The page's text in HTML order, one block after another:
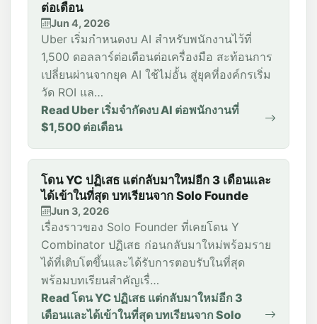
ต่อเดือน
Jun 4, 2026
Uber เริ่มกำหนดงบ AI สำหรับพนักงานไว้ที่
1,500 ดอลลาร์ต่อเดือนต่อเครื่องมือ สะท้อนการ
เปลี่ยนผ่านจากยุค AI ใช้ไม่อั้น สู่ยุคที่องค์กรเริ่ม
วัด ROI แล…
Read Uber เริ่มจำกัดงบ AI ต่อพนักงานที่
$1,500 ต่อเดือน
โดน YC ปฏิเสธ แต่กลับมาใหม่อีก 3 เดือนและ
ได้เข้าในที่สุด บทเรียนจาก Solo Founde
Jun 3, 2026
เรื่องราวของ Solo Founder ที่เคยโดน Y
Combinator ปฏิเสธ ก่อนกลับมาใหม่พร้อมราย
ได้ที่เติบโตขึ้นและได้รับการตอบรับในที่สุด
พร้อมบทเรียนสำคัญเรื่…
Read โดน YC ปฏิเสธ แต่กลับมาใหม่อีก 3
เดือนและได้เข้าในที่สุด บทเรียนจาก Solo